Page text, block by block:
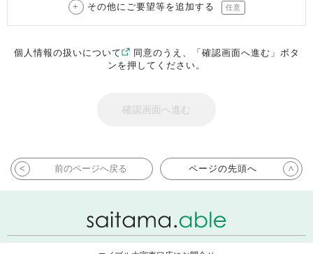
その他にご要望等を追加する 任意
個人情報の扱いについて
同意のうえ、「確認画面へ進む」ボタ
ンを押してください。
前のページへ戻る ページの先頭へ